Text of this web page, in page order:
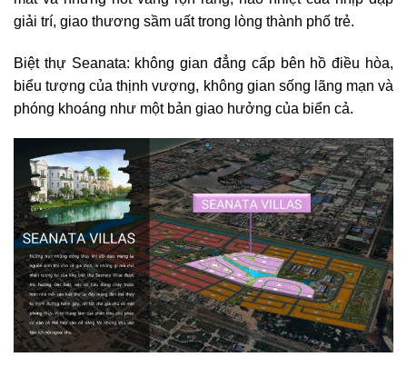
giải trí, giao thương sầm uất trong lòng thành phố trẻ.
Biệt thự Seanata: không gian đẳng cấp bên hồ điều hòa,
biểu tượng của thịnh vượng, không gian sống lãng mạn và
phóng khoáng như một bản giao hưởng của biển cả.